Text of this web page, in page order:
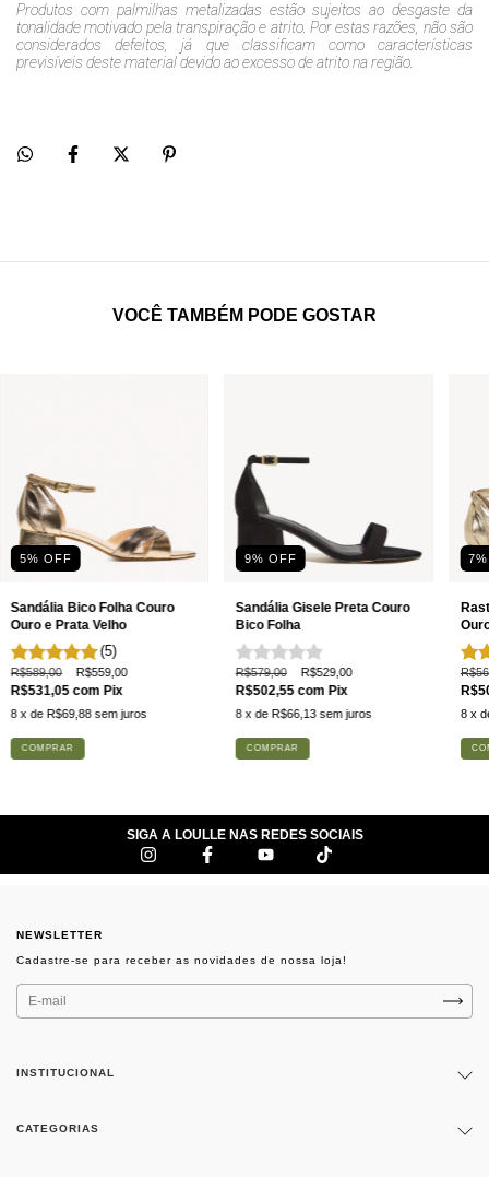
Produtos com palmilhas metalizadas estão sujeitos ao desgaste da
tonalidade motivado pela transpiração e atrito. Por estas razões, não são
considerados defeitos, já que classificam como características
previsíveis deste material devido ao excesso de atrito na região.
VOCÊ TAMBÉM PODE GOSTAR
5% OFF
Sandália Bico Folha Couro
Ouro e Prata Velho
(5)
R$589,00 R$559,00
R$531,05com Pix
8 x de R$69,88 sem juros
COMPRAR
9% OFF
Sandália Gisele Preta Couro
Bico Folha
R$579,00 R$529,00
R$502,55com Pix
8 x de R$66,13 sem juros
COMPRAR
7
8 x
SIGA A LOULLE NAS REDES SOCIAIS
NEWSLETTER
INSTITUCIONAL
CATEGORIAS